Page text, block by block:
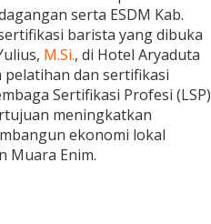
serta ESDM Kab.
barista yang dibuka
M.Si., di Hotel Aryaduta
pelatihan dan sertifikasi
Sertifikasi Profesi (LSP)
meningkatkan
ekonomi lokal
Muara Enim.